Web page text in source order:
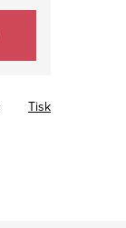
Tisk